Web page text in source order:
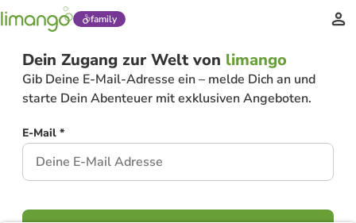
family
Dein Zugang zur Welt von limango
Gib Deine E-Mail-Adresse ein – melde Dich an und
starte Dein Abenteuer mit exklusiven Angeboten.
E-Mail *